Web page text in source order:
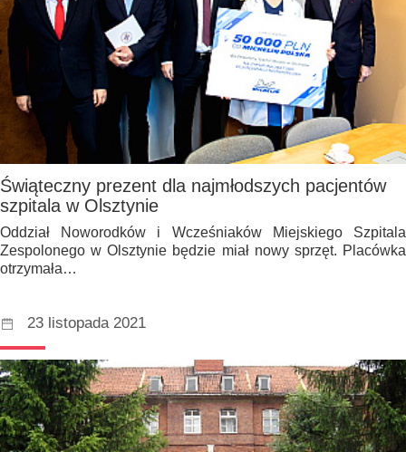
Świąteczny prezent dla najmłodszych pacjentów
szpitala w Olsztynie
Oddział Noworodków i Wcześniaków Miejskiego Szpitala
Zespolonego w Olsztynie będzie miał nowy sprzęt. Placówka
otrzymała…
23 listopada 2021